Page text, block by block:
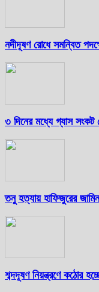
নদীদূষণ রোধে সমন্বিত
৩ দিনের মধ্যে গ্যাস সংকট
তনু হত্যায় হাফিজুরের
শব্দদূষণ নিয়ন্ত্রণে কঠোর